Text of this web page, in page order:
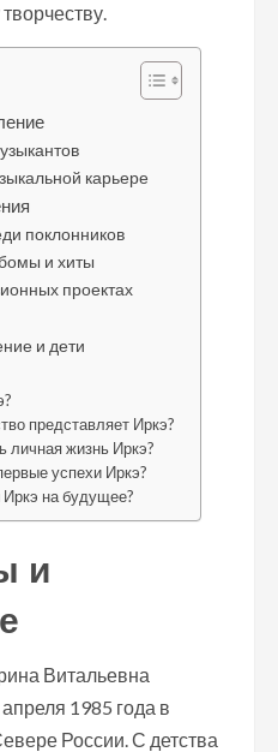
карьере
поклонников
и хиты
проектах
и дети
представляет Иркэ?
личная жизнь Иркэ?
успехи Иркэ?
на будущее?
и
Витальевна
1985 года в
России. С детства